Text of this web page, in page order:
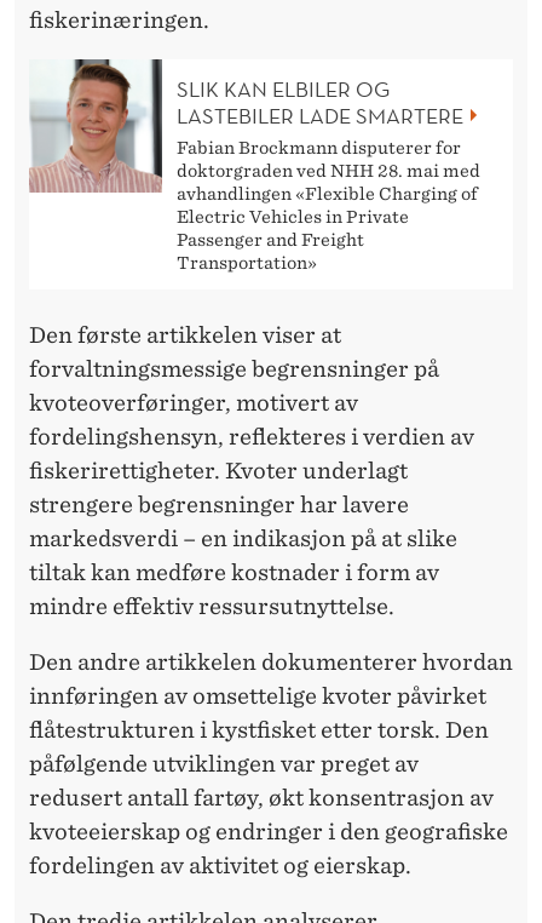
fiskerinæringen.
SLIK KAN ELBILER OG
LASTEBILER LADE SMARTERE
Fabian Brockmann disputerer for
doktorgraden ved NHH 28. mai med
avhandlingen «Flexible Charging of
Electric Vehicles in Private
Passenger and Freight
Transportation»
Den første artikkelen viser at
forvaltningsmessige begrensninger på
kvoteoverføringer, motivert av
fordelingshensyn, reflekteres i verdien av
fiskerirettigheter. Kvoter underlagt
strengere begrensninger har lavere
markedsverdi – en indikasjon på at slike
tiltak kan medføre kostnader i form av
mindre effektiv ressursutnyttelse.
Den andre artikkelen dokumenterer hvordan
innføringen av omsettelige kvoter påvirket
flåtestrukturen i kystfisket etter torsk. Den
påfølgende utviklingen var preget av
redusert antall fartøy, økt konsentrasjon av
kvoteeierskap og endringer i den geografiske
fordelingen av aktivitet og eierskap.